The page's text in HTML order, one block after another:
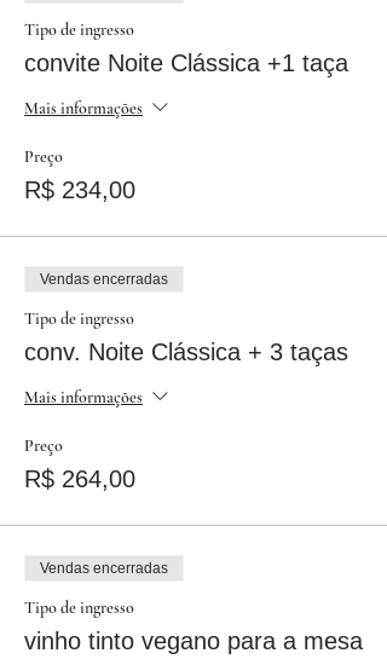
Tipo de ingresso
convite Noite Clássica +1 taça
Mais informações
Preço
R$ 234,00
Vendas encerradas
Tipo de ingresso
conv. Noite Clássica + 3 taças
Mais informações
Preço
R$ 264,00
Vendas encerradas
Tipo de ingresso
vinho tinto vegano para a mesa